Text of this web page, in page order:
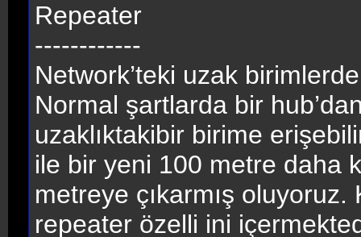
Repeater
------------
Network’teki uzak
Normal şartlarda bir
uzaklıktakibir birime
ile bir yeni 100 metre daha
metreye çıkarmış oluyoruz.
repeater özelli ini